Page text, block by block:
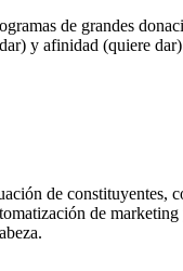
de grandes
y afinidad (quiere
de
de